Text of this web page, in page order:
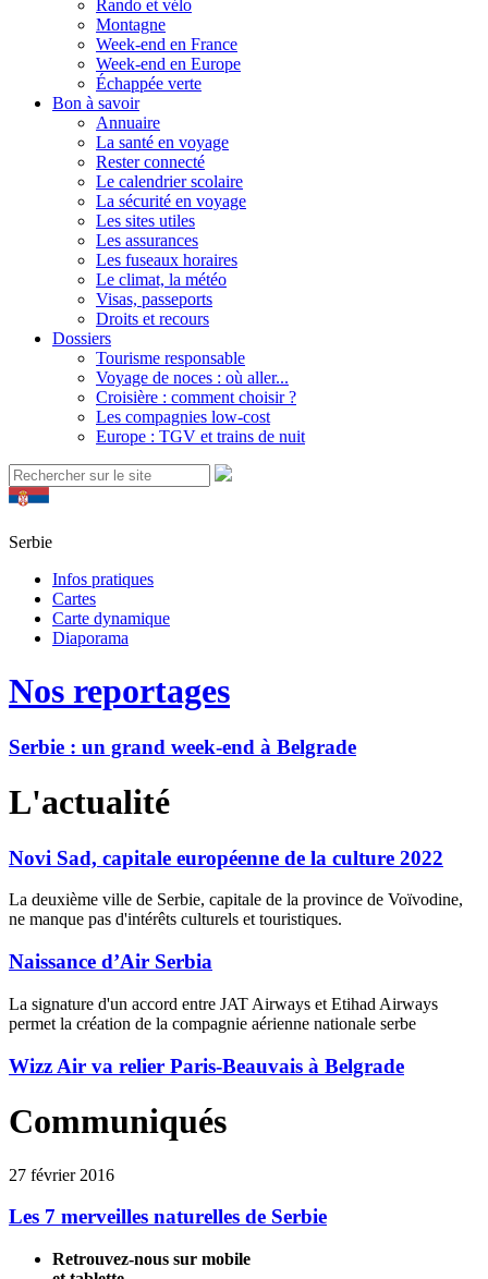
Rando et vélo
Montagne
Week-end en France
Week-end en Europe
Échappée verte
Bon à savoir
Annuaire
La santé en voyage
Rester connecté
Le calendrier scolaire
La sécurité en voyage
Les sites utiles
Les assurances
Les fuseaux horaires
Le climat, la météo
Visas, passeports
Droits et recours
Dossiers
Tourisme responsable
Voyage de noces : où aller...
Croisière : comment choisir ?
Les compagnies low-cost
Europe : TGV et trains de nuit
Serbie
Infos pratiques
Cartes
Carte dynamique
Diaporama
Nos reportages
Serbie : un grand week-end à Belgrade
L'actualité
Novi Sad, capitale européenne de la culture 2022
La deuxième ville de Serbie, capitale de la province de Voïvodine,
ne manque pas d'intérêts culturels et touristiques.
Naissance d’Air Serbia
La signature d'un accord entre JAT Airways et Etihad Airways
permet la création de la compagnie aérienne nationale serbe
Wizz Air va relier Paris-Beauvais à Belgrade
Communiqués
27 février 2016
Les 7 merveilles naturelles de Serbie
Retrouvez-nous sur mobile